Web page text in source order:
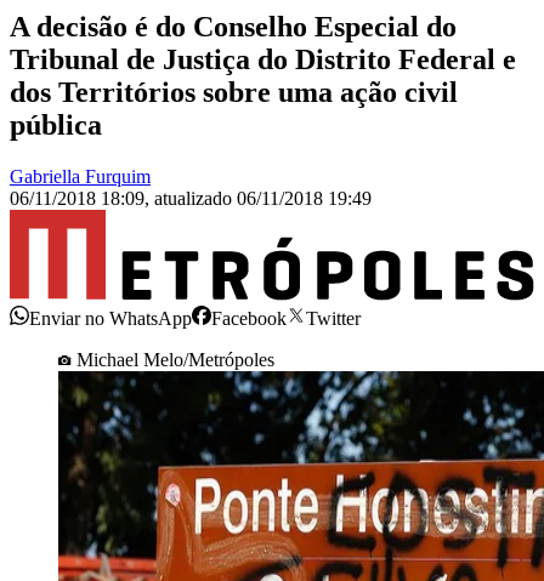
A decisão é do Conselho Especial do
Tribunal de Justiça do Distrito Federal e
dos Territórios sobre uma ação civil
pública
Gabriella Furquim
06/11/2018 18:09, atualizado 06/11/2018 19:49
Enviar no WhatsApp Facebook
Twitter
Michael Melo/Metrópoles